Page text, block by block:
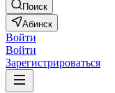
Поиск
Абинск
Войти
Войти
Зарегистрироваться